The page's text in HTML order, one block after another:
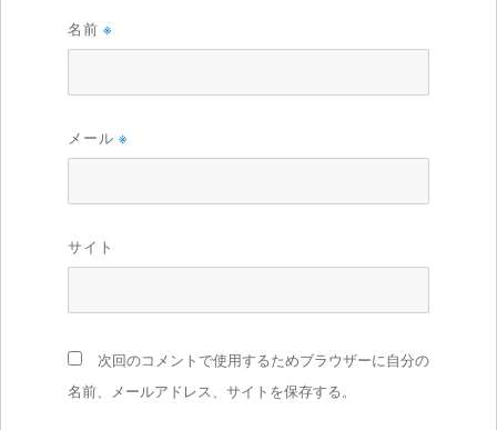
名前 ※
メール ※
サイト
次回のコメントで使用するためブラウザーに自分の
名前、メールアドレス、サイトを保存する。